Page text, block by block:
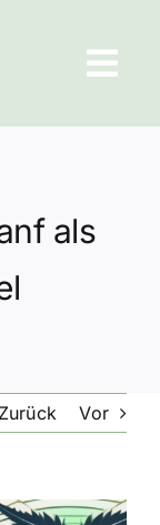
als
Zurück Vor